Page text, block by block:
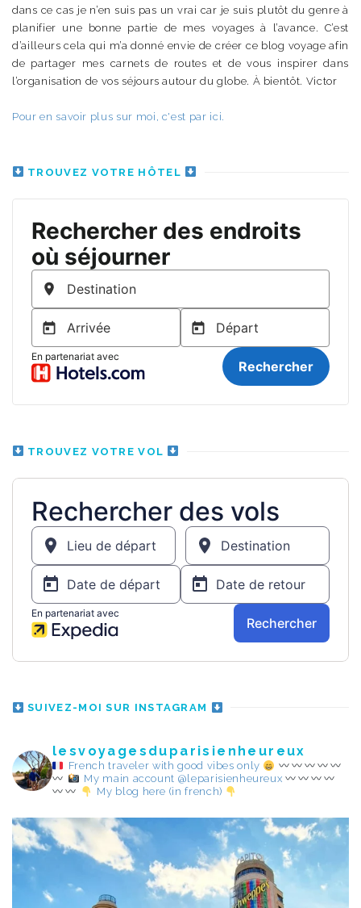
dans ce cas je n’en suis pas un vrai car je suis plutôt du genre à
planifier une bonne partie de mes voyages à l’avance. C’est
d’ailleurs cela qui m’a donné envie de créer ce blog voyage afin
de partager mes carnets de routes et de vous inspirer dans
l’organisation de vos séjours autour du globe. À bientôt. Victor
Pour en savoir plus sur moi, c'est par ici.
TROUVEZ VOTRE HÔTEL
TROUVEZ VOTRE VOL
SUIVEZ-MOI SUR INSTAGRAM
lesvoyagesduparisienheureux
French traveler with good vibes only
My main account @leparisienheureux
My blog here (in french)